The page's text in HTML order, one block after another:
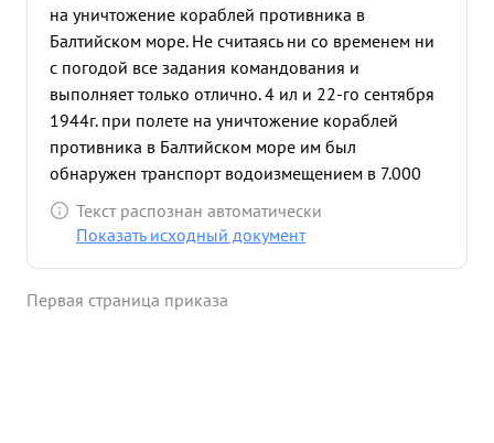
на уничтожение кораблей противника в
Балтийском море. Не считаясь ни со временем ни
с погодой все задания командования и
выполняет только отлично. 4 ил и 22-го сентября
1944г. при полете на уничтожение кораблей
противника в Балтийском море им был
обнаружен транспорт водоизмещением в 7.000
тонн и потоплен. и 22-го сентября 1944г. при
повторном вылете в паре с матором СИТЯКОВЫМ
тонн. их и Летая в сложных метеоусловиях и имея
Текст распознан автоматически
Показать исходный документ
Первая страница приказа